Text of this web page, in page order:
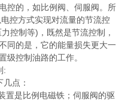
控的，如比例阀、伺服阀。所
控方式实现对流量的节流控
控制等)，既然是节流控制，
同的是，它的能量损失更大一
级控制油路的工作。
:
点：
是比例电磁铁；伺服阀的驱